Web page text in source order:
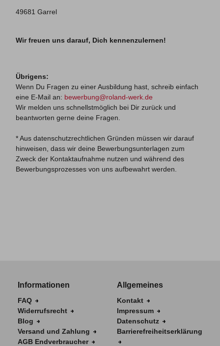
49681 Garrel
Wir freuen uns darauf, Dich kennenzulernen!
Übrigens:
Wenn Du Fragen zu einer Ausbildung hast, schreib einfach
eine E-Mail an: bewerbung@roland-werk.de
Wir melden uns schnellstmöglich bei Dir zurück und
beantworten gerne deine Fragen.
* Aus datenschutzrechtlichen Gründen müssen wir darauf
hinweisen, dass wir deine Bewerbungsunterlagen zum
Zweck der Kontaktaufnahme nutzen und während des
Bewerbungsprozesses von uns aufbewahrt werden.
Informationen
FAQ
Widerrufsrecht
Blog
Versand und Zahlung
AGB Endverbraucher
Allgemeines
Kontakt
Impressum
Datenschutz
Barrierefreiheitserklärung